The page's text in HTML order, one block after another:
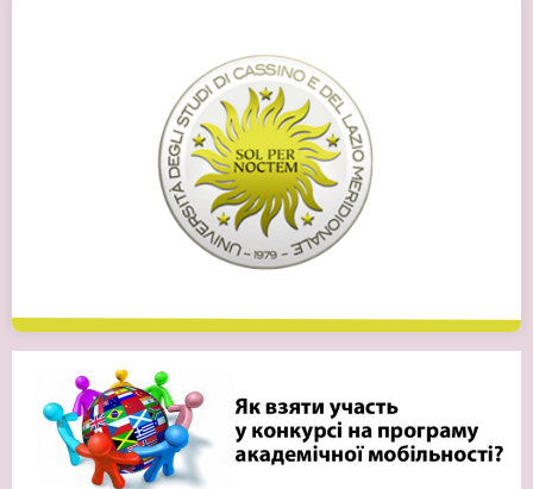
UNICAS, Італія
Детальніше